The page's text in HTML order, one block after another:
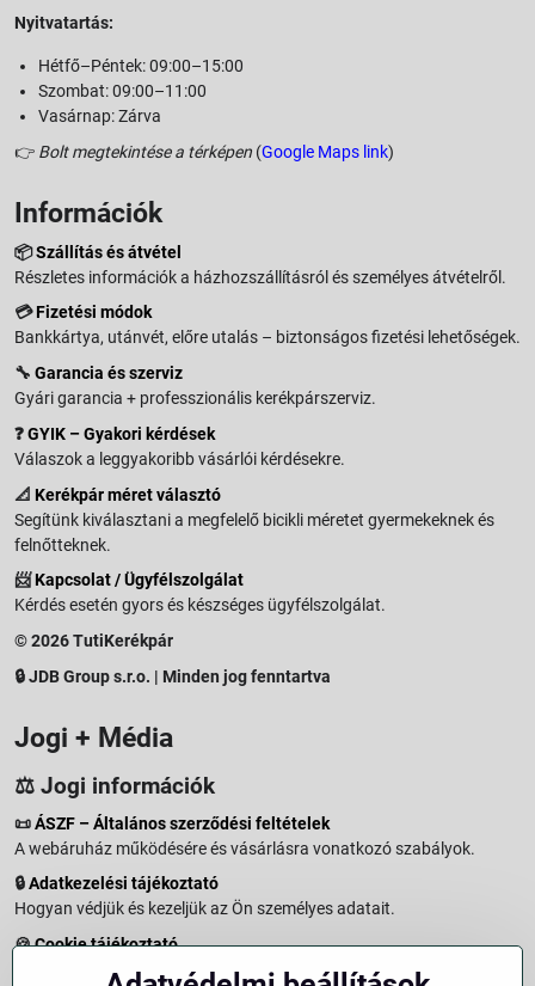
Nyitvatartás:
Hétfő–Péntek: 09:00–15:00
Szombat: 09:00–11:00
Vasárnap: Zárva
👉 Bolt megtekintése a térképen (Google Maps link)
Információk
📦Szállítás és átvétel
Részletes információk a házhozszállításról és személyes átvételről.
💳Fizetési módok
Bankkártya, utánvét, előre utalás – biztonságos fizetési lehetőségek.
🔧 Garancia és szerviz
Gyári garancia + professzionális kerékpárszerviz.
❓GYIK – Gyakori kérdések
Válaszok a leggyakoribb vásárlói kérdésekre.
📐 Kerékpár méret választó
Segítünk kiválasztani a megfelelő bicikli méretet gyermekeknek és
felnőtteknek.
📨Kapcsolat / Ügyfélszolgálat
Kérdés esetén gyors és készséges ügyfélszolgálat.
© 2026 TutiKerékpár
🔒 JDB Group s.r.o. | Minden jog fenntartva
Jogi + Média
⚖️ Jogi információk
📜ÁSZF – Általános szerződési feltételek
A webáruház működésére és vásárlásra vonatkozó szabályok.
🔒Adatkezelési tájékoztató
Hogyan védjük és kezeljük az Ön személyes adatait.
🍪Cookie tájékoztató
A weboldalon használt sütikről és adatkezelésről.